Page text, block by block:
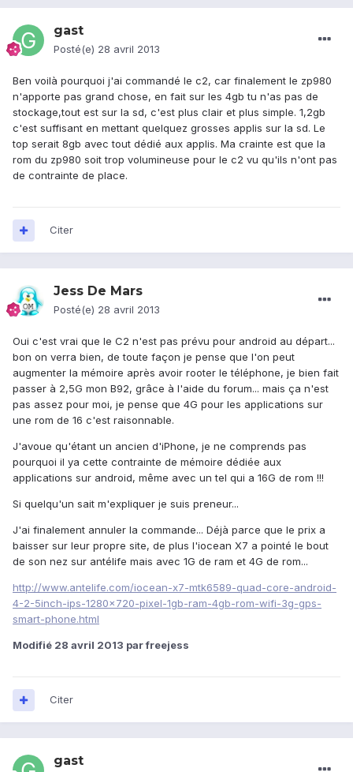
gast
Posté(e) 28 avril 2013
Ben voilà pourquoi j'ai commandé le c2, car finalement le zp980
n'apporte pas grand chose, en fait sur les 4gb tu n'as pas de
stockage,tout est sur la sd, c'est plus clair et plus simple. 1,2gb
c'est suffisant en mettant quelquez grosses applis sur la sd. Le
top serait 8gb avec tout dédié aux applis. Ma crainte est que la
rom du zp980 soit trop volumineuse pour le c2 vu qu'ils n'ont pas
de contrainte de place.
Citer
Jess De Mars
Posté(e) 28 avril 2013
Oui c'est vrai que le C2 n'est pas prévu pour android au départ...
bon on verra bien, de toute façon je pense que l'on peut
augmenter la mémoire après avoir rooter le téléphone, je bien fait
passer à 2,5G mon B92, grâce à l'aide du forum... mais ça n'est
pas assez pour moi, je pense que 4G pour les applications sur
une rom de 16 c'est raisonnable.
J'avoue qu'étant un ancien d'iPhone, je ne comprends pas
pourquoi il ya cette contrainte de mémoire dédiée aux
applications sur android, même avec un tel qui a 16G de rom !!!
Si quelqu'un sait m'expliquer je suis preneur...
J'ai finalement annuler la commande... Déjà parce que le prix a
baisser sur leur propre site, de plus l'iocean X7 a pointé le bout
de son nez sur antélife mais avec 1G de ram et 4G de rom...
http://www.antelife.com/iocean-x7-mtk6589-quad-core-android-
4-2-5inch-ips-1280x720-pixel-1gb-ram-4gb-rom-wifi-3g-gps-
smart-phone.html
Modifié 28 avril 2013 par freejess
Citer
gast